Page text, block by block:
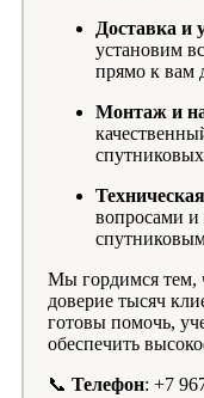
Доставка и
установим
прямо к вам
Монтаж и
вопросами
Мы гордимся тем,
доверие тысяч
готовы помочь,
обеспечить
📞 Телефон: +7